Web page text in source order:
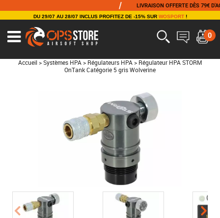
LIVRAISON OFFERTE DÈS 79€
DU 29/07 AU 28/07 INCLUS PROFITEZ DE -15% SUR WOSPORT!
0
Accueil > Systèmes HPA > Régulateurs HPA > Régulateur HPA STORM
OnTank Catégorie 5 gris Wolverine